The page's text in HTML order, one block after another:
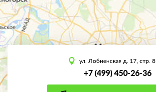
ул. Лобненская д. 17, стр. 8
+7 (499) 450-26-36